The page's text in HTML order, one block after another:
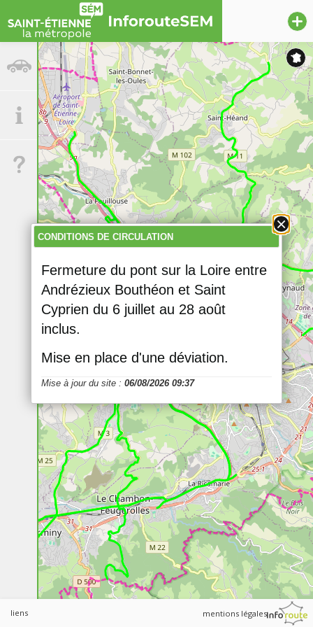
circulation
Informations
Aide
liens mentions légales
CONDITIONS DE CIRCULATION
Fermeture du pont sur la Loire entre
Andrézieux Bouthéon et Saint
Cyprien du 6 juillet au 28 août
inclus.
Mise en place d'une déviation.
Mise à jour du site :06/08/2026 09:37